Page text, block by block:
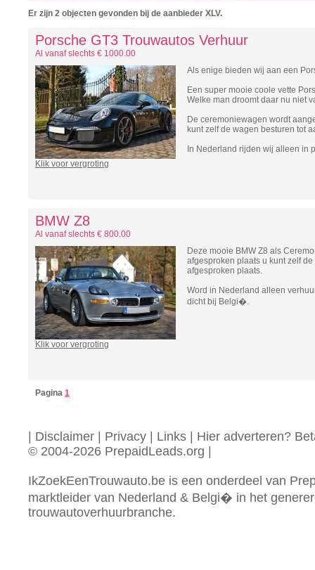
Er zijn 2 objecten gevonden bij de aanbieder XLV.
Porsche GT3 Trouwautos Verhuur
Al vanaf slechts € 1000.00
Klik voor vergroting
Als enige bieden wij aan een
Een super mooie coole vette
Welke man droomt daar nu niet
De ceremoniewagen wordt
kunt zelf de wagen besturen tot
In Nederland rijden wij alleen in
BMW Z8
Al vanaf slechts € 800.00
Klik voor vergroting
Deze mooie BMW Z8 als
afgesproken plaats u kunt zelf
afgesproken plaats.
Word in Nederland alleen
dicht bij Belgi�.
Pagina 1
Disclaimer Privacy Links
Hier adverteren?
© 2004-2026 PrepaidLeads.org
IkZoekEenTrouwauto.be is een onderdeel van
marktleider van Nederland & Belgi� in het
trouwautoverhuurbranche.